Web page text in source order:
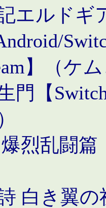
エルドギ
】（ケ
門【
烈乱闘篇
白き翼